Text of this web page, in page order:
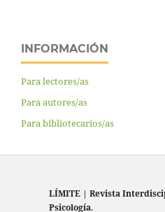
INFORMACIÓN
Para lectores/as
Para autores/as
Para bibliotecarios/as
LÍMITE | Revista
Psicología.